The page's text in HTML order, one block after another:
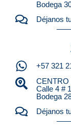
Bodega
Déjanos
+57 321
CENTRO
Calle 4 #
Bodega
Déjanos